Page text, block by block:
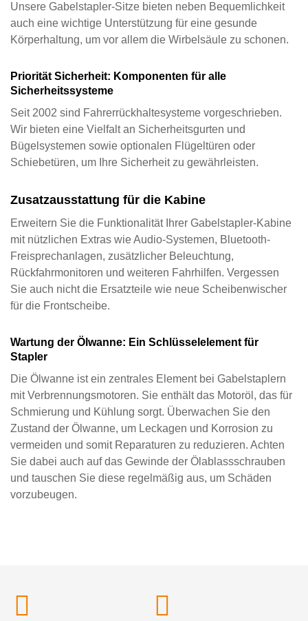
Unsere Gabelstapler-Sitze bieten neben Bequemlichkeit
auch eine wichtige Unterstützung für eine gesunde
Körperhaltung, um vor allem die Wirbelsäule zu schonen.
Priorität Sicherheit: Komponenten für alle
Sicherheitssysteme
Seit 2002 sind Fahrerrückhaltesysteme vorgeschrieben.
Wir bieten eine Vielfalt an Sicherheitsgurten und
Bügelsystemen sowie optionalen Flügeltüren oder
Schiebetüren, um Ihre Sicherheit zu gewährleisten.
Zusatzausstattung für die Kabine
Erweitern Sie die Funktionalität Ihrer Gabelstapler-Kabine
mit nützlichen Extras wie Audio-Systemen, Bluetooth-
Freisprechanlagen, zusätzlicher Beleuchtung,
Rückfahrmonitoren und weiteren Fahrhilfen. Vergessen
Sie auch nicht die Ersatzteile wie neue Scheibenwischer
für die Frontscheibe.
Wartung der Ölwanne: Ein Schlüsselelement für
Stapler
Die Ölwanne ist ein zentrales Element bei Gabelstaplern
mit Verbrennungsmotoren. Sie enthält das Motoröl, das für
Schmierung und Kühlung sorgt. Überwachen Sie den
Zustand der Ölwanne, um Leckagen und Korrosion zu
vermeiden und somit Reparaturen zu reduzieren. Achten
Sie dabei auch auf das Gewinde der Ölablassschrauben
und tauschen Sie diese regelmäßig aus, um Schäden
vorzubeugen.